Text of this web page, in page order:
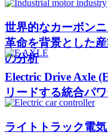
世界的なカーボン
革命を背景とした
の分析
Electric Drive Axle
リードする統合パ
ライトトラック電